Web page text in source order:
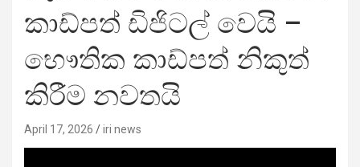
කාඩ්පත් ඩිජිටල් වෙයි –
භෞතික කාඩ්පත් නිකුත්
කිරීම නවතයි
April 17, 2026 iri news